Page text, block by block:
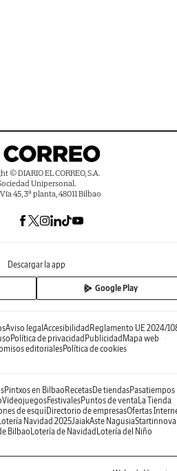
© DIARIO EL CORREO, S.A.
Unipersonal.
45, 3ª planta, 48011 Bilbao
Descargar la app
Google Play
Aviso legal Accesibilidad Reglamento UE 2024/
Política de privacidad Publicidad Mapa web
editorialesPolítica de cookies
Pintxos en Bilbao RecetasDe tiendasPasatiempos
VideojuegosFestivalesPuntos de venta La Tienda
de esquíDirectorio de empresasOfertas
Lotería Navidad 2025JaiakAste NagusiaStartinnova
Bilbao Lotería de Navidad Lotería del Niño